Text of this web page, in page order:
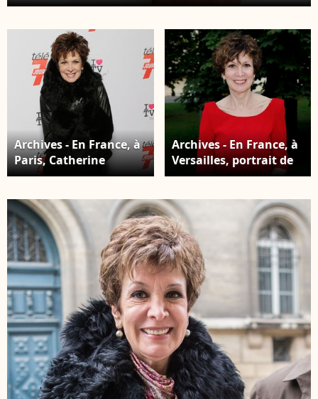
Archives - En France, à
Paris, Catherine
LABORDE, lors de la
FETE DE LA TELE 2012 ( I
LOVE TV ON ICE ), au
Grand Palais. Le 12
décembre 20121 ©
Jean-Jacques Descamps
via Bestimage
Archives - En France, à
Versailles, portrait de
Catherine LABORDE
PRIX TROFEMINA BY
TENTATION 2011. Le 14
juin 2011 © Christophe
Aubert via Bestimage